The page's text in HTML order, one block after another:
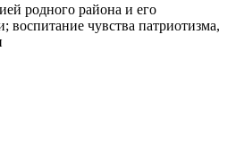
родного района и его
воспитание чувства патриотизма,